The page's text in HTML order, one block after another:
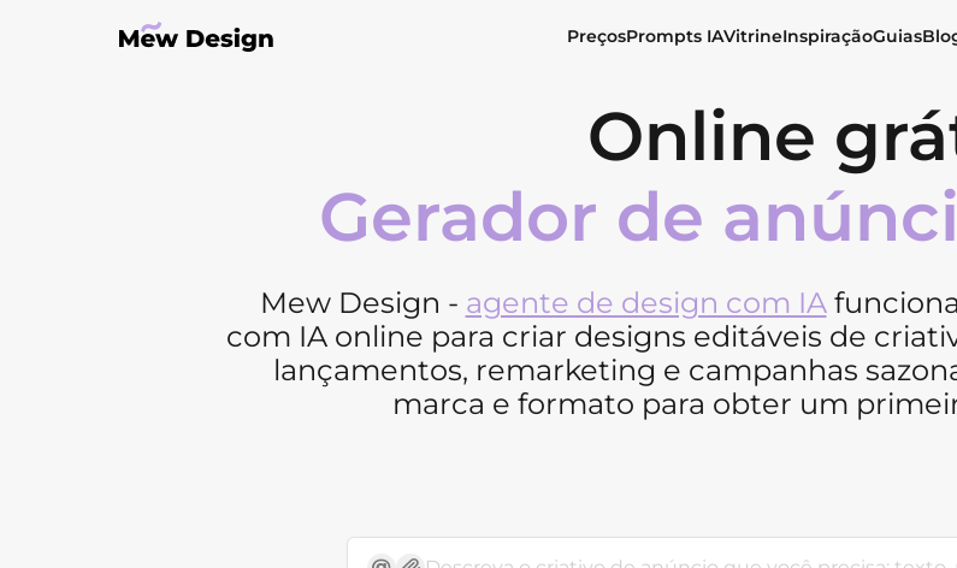
PreçosPrompts IAVitrineInspiraçãoGuias
Online
Gerador de
Mew Design - agente de design com IA
com IA online para criar designs editáveis de
lançamentos, remarketing e campanhas
marca e formato para obter um